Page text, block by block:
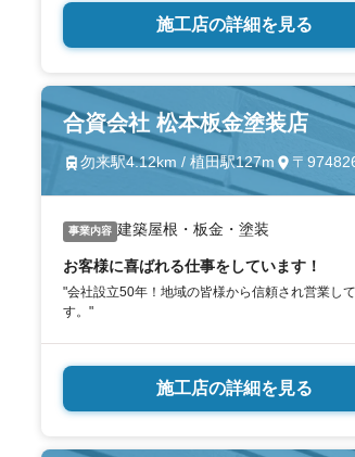
施工店の詳細を見る
合資会社 松本板金塗装店
勿来駅4.12km / 植田駅127m 〒
事業内容 建築屋根・板金・塗装
お客様に喜ばれる仕事をしています！
"会社設立50年！地域の皆様から信頼され営業し
す。"
施工店の詳細を見る